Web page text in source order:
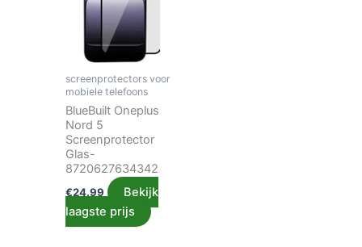
screenprotectors voor
mobiele telefoons
BlueBuilt Oneplus
Nord 5
Screenprotector
Glas-
8720627634342
€24.99
Bekijk
laagste prijs